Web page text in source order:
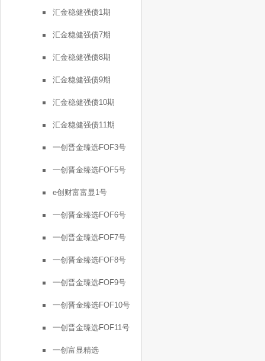
汇金稳健强债1期
汇金稳健强债7期
汇金稳健强债8期
汇金稳健强债9期
汇金稳健强债10期
汇金稳健强债11期
一创晋金臻选FOF3号
一创晋金臻选FOF5号
e创财富富显1号
一创晋金臻选FOF6号
一创晋金臻选FOF7号
一创晋金臻选FOF8号
一创晋金臻选FOF9号
一创晋金臻选FOF10号
一创晋金臻选FOF11号
一创富显精选